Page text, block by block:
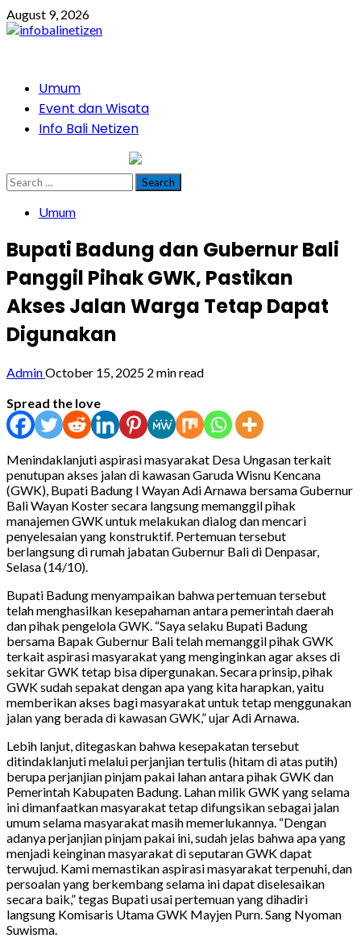
Skip
to
August 9, 2026
PrimaryUmum
Event dan Wisata
Info Bali Netizen
Search
for:
Umum
Bupati Badung dan Gubernur Bali
Panggil Pihak GWK, Pastikan
Akses Jalan Warga Tetap Dapat
Digunakan
AdminOctober 15, 2025 2 min read
Spread the love
Menindaklanjuti aspirasi masyarakat Desa Ungasan terkait
penutupan akses jalan di kawasan Garuda Wisnu Kencana
(GWK), Bupati Badung I Wayan Adi Arnawa bersama Gubernur
Bali Wayan Koster secara langsung memanggil pihak
manajemen GWK untuk melakukan dialog dan mencari
penyelesaian yang konstruktif. Pertemuan tersebut
berlangsung di rumah jabatan Gubernur Bali di Denpasar,
Selasa (14/10).
Bupati Badung menyampaikan bahwa pertemuan tersebut
telah menghasilkan kesepahaman antara pemerintah daerah
dan pihak pengelola GWK. “Saya selaku Bupati Badung
bersama Bapak Gubernur Bali telah memanggil pihak GWK
terkait aspirasi masyarakat yang menginginkan agar akses di
sekitar GWK tetap bisa dipergunakan. Secara prinsip, pihak
GWK sudah sepakat dengan apa yang kita harapkan, yaitu
memberikan akses bagi masyarakat untuk tetap menggunakan
jalan yang berada di kawasan GWK,” ujar Adi Arnawa.
Lebih lanjut, ditegaskan bahwa kesepakatan tersebut
ditindaklanjuti melalui perjanjian tertulis (hitam di atas putih)
berupa perjanjian pinjam pakai lahan antara pihak GWK dan
Pemerintah Kabupaten Badung. Lahan milik GWK yang selama
ini dimanfaatkan masyarakat tetap difungsikan sebagai jalan
umum selama masyarakat masih memerlukannya. “Dengan
adanya perjanjian pinjam pakai ini, sudah jelas bahwa apa yang
menjadi keinginan masyarakat di seputaran GWK dapat
terwujud. Kami memastikan aspirasi masyarakat terpenuhi, dan
persoalan yang berkembang selama ini dapat diselesaikan
secara baik,” tegas Bupati usai pertemuan yang dihadiri
langsung Komisaris Utama GWK Mayjen Purn. Sang Nyoman
Suwisma.